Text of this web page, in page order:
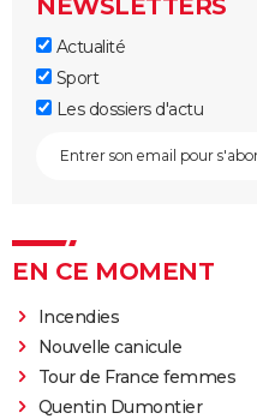
NEWSLETTERS
Actualité
Sport
Les dossiers d'actu
EN CE MOMENT
Incendies
Nouvelle canicule
Tour de France femmes
Quentin Dumontier